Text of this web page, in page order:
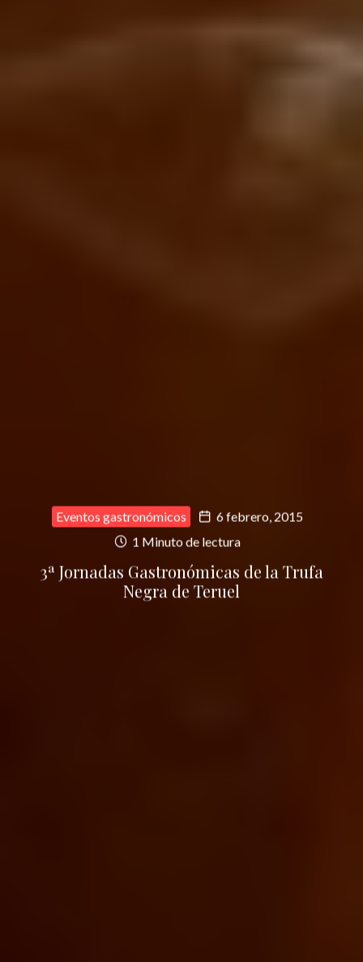
Eventos gastronómicos
6 febrero, 2015
1 Minuto de lectura
3ª Jornadas Gastronómicas de la Trufa
Negra de Teruel